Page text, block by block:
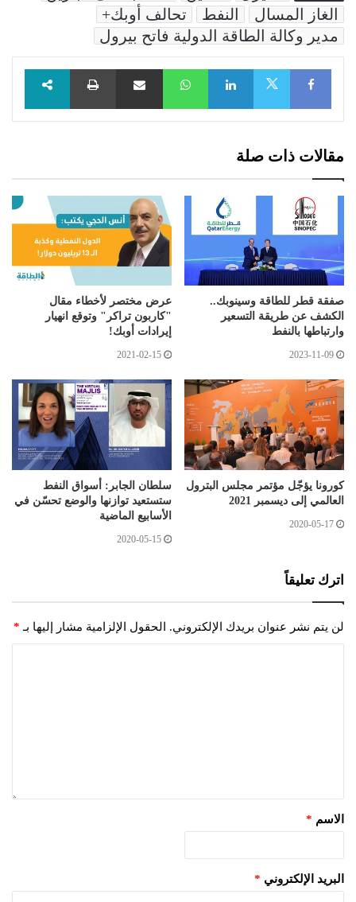
الغاز المسال
النفط
تحالف أوبك+
مدير وكالة الطاقة الدولية فاتح بيرول
Facebook
LinkedIn
WhatsAppمشاركة عبر البريد طباعة
مقالات ذات صلة
صفقة قطر للطاقة وسينوبك..
الكشف عن طريقة التسعير
وارتباطها بالنفط
2023-11-09
عرض مختصر لأخطاء مقال
"كاربون تراكر" وتوقع انهيار
إيرادات أوبك!
2021-02-15
كورونا يؤجّل مؤتمر مجلس البترول
العالمي إلى ديسمبر 2021
2020-05-17
سلطان الجابر: أسواق النفط
ستستعيد توازنها والوضع تحسّن في
الأسابيع الماضية
2020-05-15
اترك تعليقاً
لن يتم نشر عنوان بريدك الإلكتروني. الحقول الإلزامية مشار إليها بـ *
الاسم *
البريد الإلكتروني *